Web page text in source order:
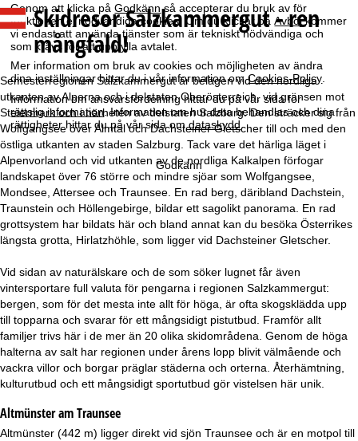
Genom att klicka påGodkännså accepterar du bruk av för
funktionen ej nödvändiga cookies. Om du klickar påAvböjkommer
vi endast att använda tjänster som är tekniskt nödvändiga och
som krävs för att uppfylla avtalet.
Mer information om bruk av cookies och möjligheten av ändra
dina inställningar hittar du i vår information omCookies-Policy.
Information om ansvarsfördelning hittar du på vår sida för
rättslig information. Information om hur data behandlas och dina
rättigheter hittar du på vår sida omdataskydd.
Godkänn
t
a
r
t
s
i
d
a
Skidresor Salzkammergut - ren
mångfald!
Semesterregionen Salzkammergut är belägen vid den nordliga
utkanten av Alperna och i delstaten Oberösterreich, vid gränsen mot
Steiermark och i närheten av delstaten Salzburg. Den sträcker sig från
Wolfgangsee över Almtal och Dachsteiner Gletscher till och med den
östliga utkanten av staden Salzburg. Tack vare det härliga läget i
Alpenvorland och vid utkanten av de nordliga Kalkalpen förfogar
landskapet över 76 större och mindre sjöar som Wolfgangsee,
Mondsee, Attersee och Traunsee. En rad berg, däribland Dachstein,
Traunstein och Höllengebirge, bildar ett sagolikt panorama. En rad
grottsystem har bildats här och bland annat kan du besöka Österrikes
längsta grotta, Hirlatzhöhle, som ligger vid Dachsteiner Gletscher.
Vid sidan av naturälskare och de som söker lugnet får även
vintersportare full valuta för pengarna i regionen Salzkammergut:
bergen, som för det mesta inte allt för höga, är ofta skogsklädda upp
till topparna och svarar för ett mångsidigt pistutbud. Framför allt
familjer trivs här i de mer än 20 olika skidområdena. Genom de höga
halterna av salt har regionen under årens lopp blivit välmående och
vackra villor och borgar präglar städerna och orterna. Återhämtning,
kulturutbud och ett mångsidigt sportutbud gör vistelsen här unik.
Altmünster am Traunsee
Altmünster (442 m) ligger direkt vid sjön Traunsee och är en motpol till